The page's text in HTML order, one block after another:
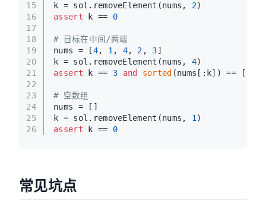
15
16
17
18
19
20
21
22
23
24
25
26
k = sol.removeElement(nums, 2)
assert k == 0
# 目标在中间/两端
nums = [4, 1, 4, 2 , 3]
k = sol.removeElement(nums, 4)
assert k == 3 and sorted (nums[:k]) == [
# 空数组
nums = []
k = sol.removeElement(nums, 1)
assert k == 0
常见坑点